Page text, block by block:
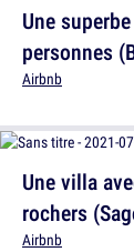
Une villa
rochers
Airbnb
Une
personnes
Airbnb